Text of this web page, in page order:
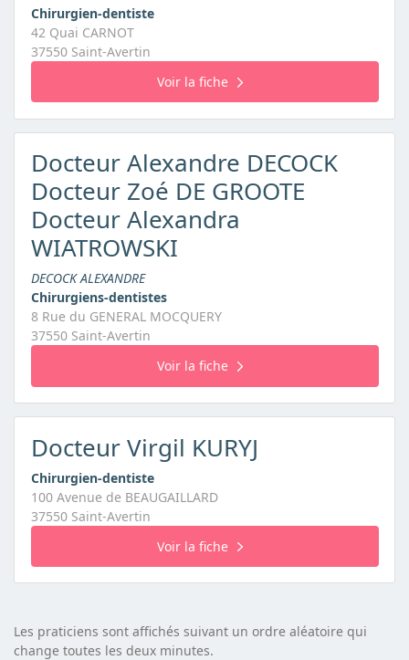
Chirurgien-dentiste
42 Quai CARNOT
37550 Saint-Avertin
Voir la fiche
Docteur Alexandre DECOCK
Docteur Zoé DE GROOTE
Docteur Alexandra
WIATROWSKI
DECOCK ALEXANDRE
Chirurgiens-dentistes
8 Rue du GENERAL MOCQUERY
37550 Saint-Avertin
Voir la fiche
Docteur Virgil KURYJ
Chirurgien-dentiste
100 Avenue de BEAUGAILLARD
37550 Saint-Avertin
Voir la fiche
Les praticiens sont affichés suivant un ordre aléatoire qui
change toutes les deux minutes.